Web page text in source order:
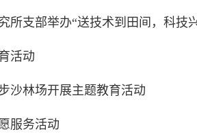
所支部举办“送技术到田间，科技
活动
沙林场开展主题教育活动
服务活动